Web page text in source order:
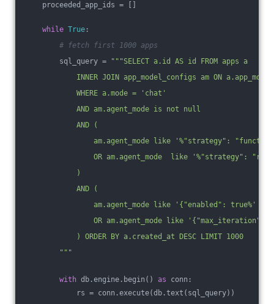
proceeded_app_ids = []
while True :
# fetch first 1000 apps
sql_query =
"""SELECT a.id AS id FROM apps a
INNER JOIN app_model_configs am ON
WHERE a.mode = 'chat'
AND am.agent_mode is not null
AND (
am.agent_mode like '%"strategy":
OR am.agent_mode  like '%"strategy":
)
AND (
am.agent_mode like '{"enabled": true%'
OR am.agent_mode like '{"max_iteration":
) ORDER BY a.created_at DESC LIMIT 1000
"""
with db.engine.begin() as conn:
rs = conn.execute(db.text(sql_query))